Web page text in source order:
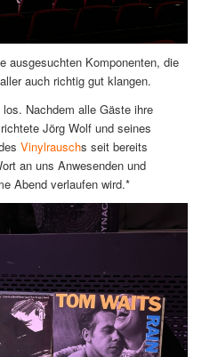
ausgesuchten Komponenten, die
auch richtig gut klangen.
Nachdem alle Gäste ihre
Jörg Wolf und seines
Vinylrauschs seit bereits
an uns Anwesenden und
Abend verlaufen wird.*